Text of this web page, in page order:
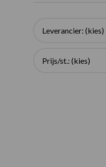
Leverancier: (kies)
Prijs/st.: (kies)